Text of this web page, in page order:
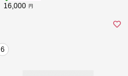
16,000 円
6